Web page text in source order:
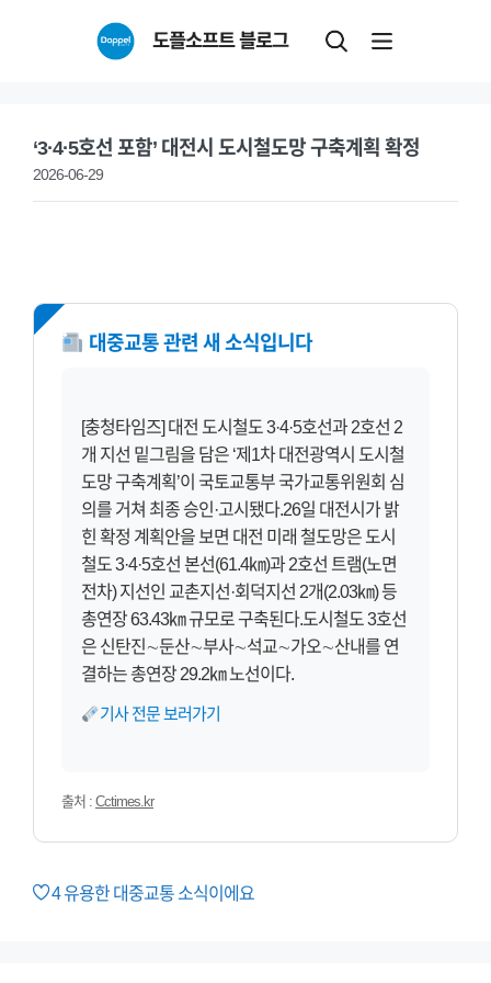
도플소프트 블로그
‘3·4·5호선 포함’ 대전시 도시철도망 구축계획 확정
2026-06-29
NEW 대중교통 관련 새 소식입니다
[충청타임즈] 대전 도시철도 3·4·5호선과 2호선 2
개 지선 밑그림을 담은 ‘제1차 대전광역시 도시철
도망 구축계획’이 국토교통부 국가교통위원회 심
의를 거쳐 최종 승인·고시됐다.26일 대전시가 밝
힌 확정 계획안을 보면 대전 미래 철도망은 도시
철도 3·4·5호선 본선(61.4㎞)과 2호선 트램(노면
전차) 지선인 교촌지선·회덕지선 2개(2.03㎞) 등
총연장 63.43㎞ 규모로 구축된다.도시철도 3호선
은 신탄진∼둔산∼부사∼석교∼가오∼산내를 연
결하는 총연장 29.2㎞ 노선이다.
기사 전문 보러가기
출처 : Cctimes.kr
4유용한 대중교통 소식이에요